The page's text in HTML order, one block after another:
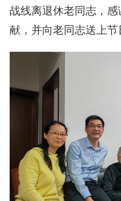
战线离退休老同志，
献，并向老同志送上节